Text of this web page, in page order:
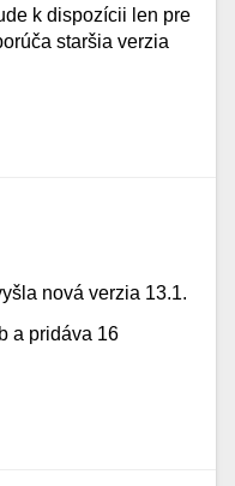
k dispozícii len pre
staršia verzia
nová verzia 13.1.
a pridáva 16